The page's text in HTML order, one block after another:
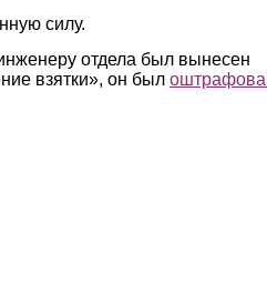
силу.
отдела был вынесен
взятки», он был